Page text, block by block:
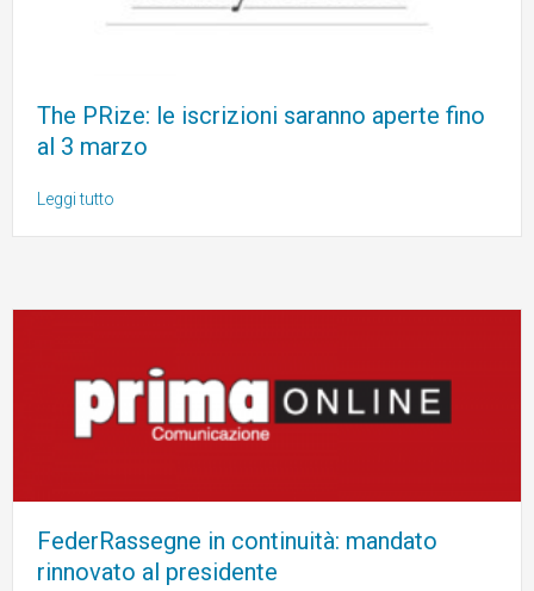
The PRize: le iscrizioni saranno aperte fino
al 3 marzo
Leggi tutto
FederRassegne in continuità: mandato
rinnovato al presidente